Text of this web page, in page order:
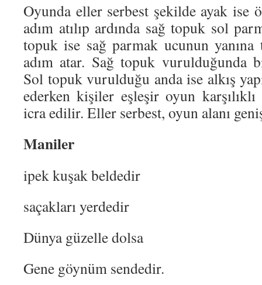
Oyunda eller serbest şekilde ayak ise
adım atılıp ardında sağ topuk sol
topuk ise sağ parmak ucunun
adım atar. Sağ topuk vurulduğunda
Sol topuk vurulduğu anda ise alkış
ederken kişiler eşleşir oyun
icra edilir. Eller serbest, oyun alanı
Maniler
ipek kuşak beldedir
saçakları yerdedir
Dünya güzelle dolsa
Gene göynüm sendedir.